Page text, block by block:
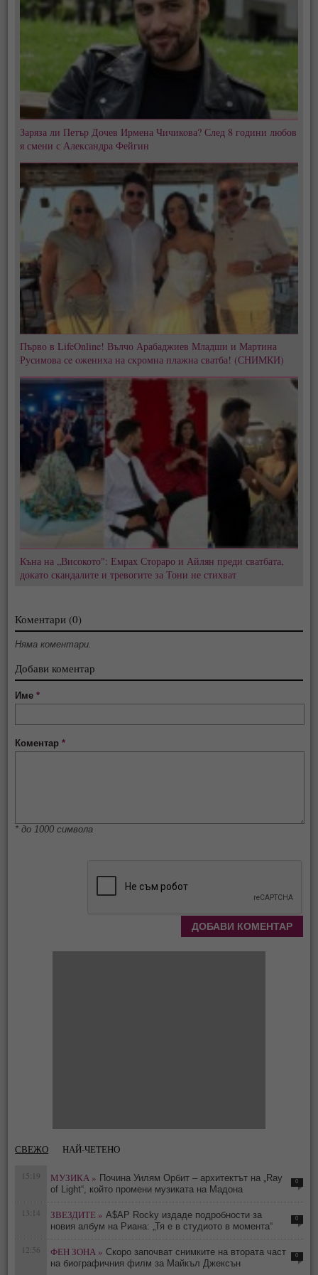
Заряза ли Петър Дочев Ирмена Чичикова? След 8 години любов
я смени с Александра Фейгин
Първо в LifeOnline! Вълчо Арабаджиев Младши и Мартина
Русимова сe oжениха на скромна плажна сватба! (СНИМКИ)
Къна на „Високото": Емрах Стораро и Айлян преди сватбата,
докато скандалите и тревогите за Тони не стихват
Коментари (0)
Няма коментари.
Добави коментар
Име*
Коментар*
* до 1000 символа
СВЕЖО НАЙ-ЧЕТЕНО
15:19 МУЗИКА » Почина Уилям Орбит – архитектът на „Ray
of Light“, който промени музиката на Мадона
0
13:14 ЗВЕЗДИТЕ » A$AP Rocky издаде подробности за
новия албум на Риана: „Тя е в студиото в момента“
0
12:56 ФЕН ЗОНА » Скоро започват снимките на втората част
на биографичния филм за Майкъл Джексън
0